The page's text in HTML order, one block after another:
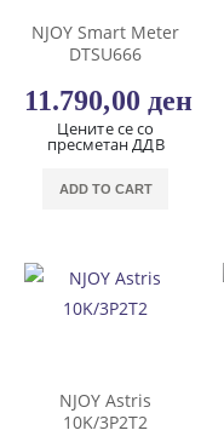
NJOY Smart Meter
DTSU666
11.790,00 ден
Цените се со
пресметан ДДВ
ADD TO CART
NJOY Astris
10K/3P2T2